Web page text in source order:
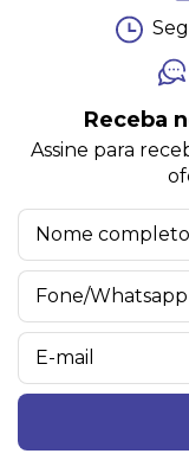
Receba
Assine para